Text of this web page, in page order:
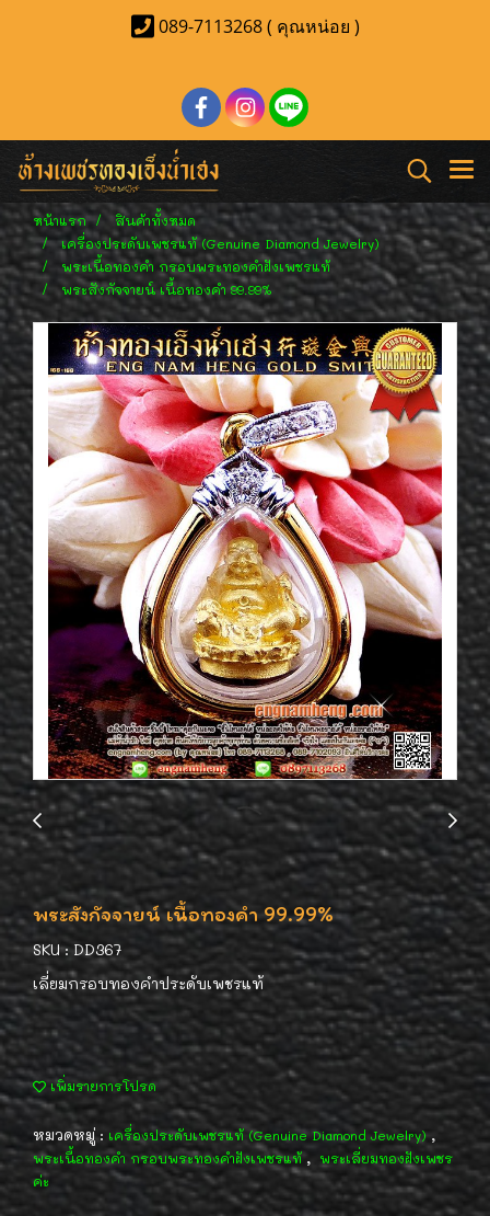
089-7113268 ( คุณหน่อย )
หน้าแรก
สินค้าทั้งหมด
เครื่องประดับเพชรแท้ (Genuine Diamond Jewelry)
พระเนื้อทองคำ กรอบพระทองคำฝังเพชรแท้
พระสังกัจจายน์ เนื้อทองคำ 99.99%
พระสังกัจจายน์ เนื้อทองคำ 99.99%
SKU : DD367
เลี่ยมกรอบทองคำประดับเพชรแท้
เพิ่มรายการโปรด
หมวดหมู่ : เครื่องประดับเพชรแท้ (Genuine Diamond Jewelry),
พระเนื้อทองคำ กรอบพระทองคำฝังเพชรแท้, พระเลี่ยมทองฝังเพชร
ค่ะ